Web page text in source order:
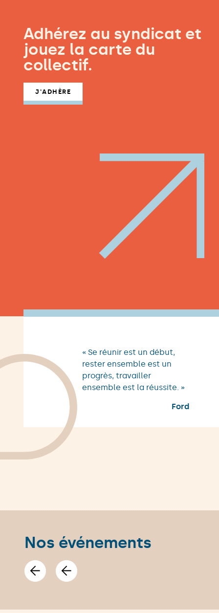
Adhérez au syndicat et
jouez la carte du
collectif.
J'ADHÈRE
« Se réunir est un début,
rester ensemble est un
progrès, travailler
ensemble est la réussite. »
Ford
Nos événements